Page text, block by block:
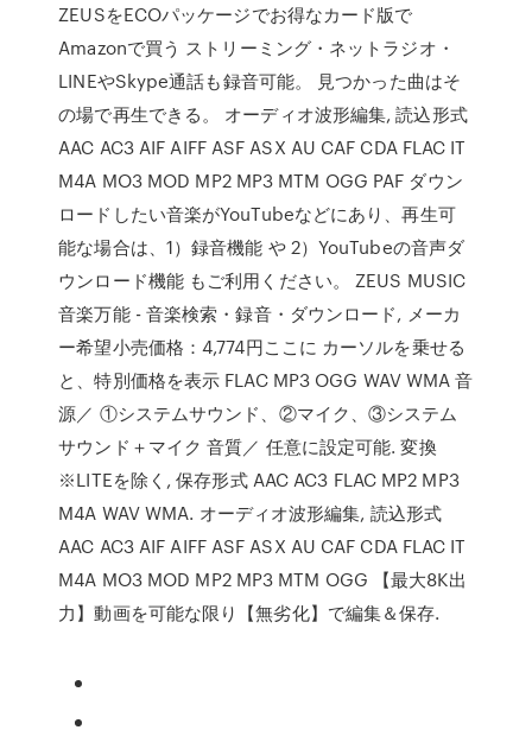
ZEUSをECOパッケージでお得なカード版で
Amazonで買う ストリーミング・ネットラジオ・
LINEやSkype通話も録音可能。 見つかった曲はそ
の場で再生できる。 オーディオ波形編集, 読込形式
AAC AC3 AIF AIFF ASF ASX AU CAF CDA FLAC IT
M4A MO3 MOD MP2 MP3 MTM OGG PAF ダウン
ロードしたい音楽がYouTubeなどにあり、再生可
能な場合は、1）録音機能 や 2）YouTubeの音声ダ
ウンロード機能 もご利用ください。 ZEUS MUSIC
音楽万能 - 音楽検索・録音・ダウンロード, メーカ
ー希望小売価格：4,774円ここに カーソルを乗せる
と、特別価格を表示 FLAC MP3 OGG WAV WMA 音
源／ ①システムサウンド、②マイク、③システム
サウンド＋マイク 音質／ 任意に設定可能. 変換
※LITEを除く, 保存形式 AAC AC3 FLAC MP2 MP3
M4A WAV WMA. オーディオ波形編集, 読込形式
AAC AC3 AIF AIFF ASF ASX AU CAF CDA FLAC IT
M4A MO3 MOD MP2 MP3 MTM OGG 【最大8K出
力】動画を可能な限り【無劣化】で編集＆保存.